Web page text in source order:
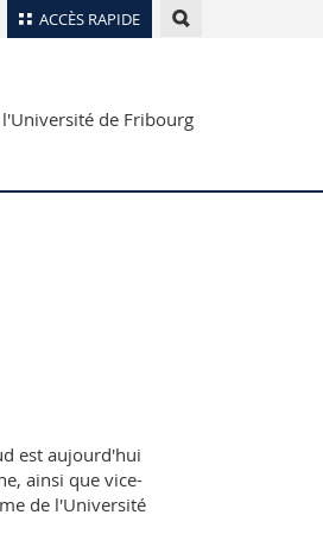
ACCÈS RAPIDE
de Fribourg
est aujourd'hui
ainsi que vice-
de l'Université